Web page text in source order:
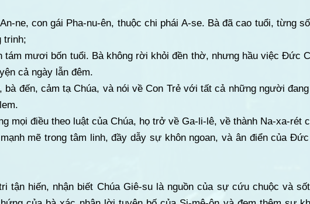
ne, con gái Pha-nu-ên, thuộc chi phái A-se. Bà đã cao tuổi, từng
trinh;
tám mươi bốn tuổi. Bà không rời khỏi đền thờ, nhưng hầu việc Đức
cả ngày lẫn đêm.
bà đến, cảm tạ Chúa, và nói về Con Trẻ với tất cả những người
mọi điều theo luật của Chúa, họ trở về Ga-li-lê, về thành Na-xa-rét
mẽ trong tâm linh, đầy dẫy sự khôn ngoan, và ân điển của
tận hiến, nhận biết Chúa Giê-su là nguồn của sự cứu chuộc và